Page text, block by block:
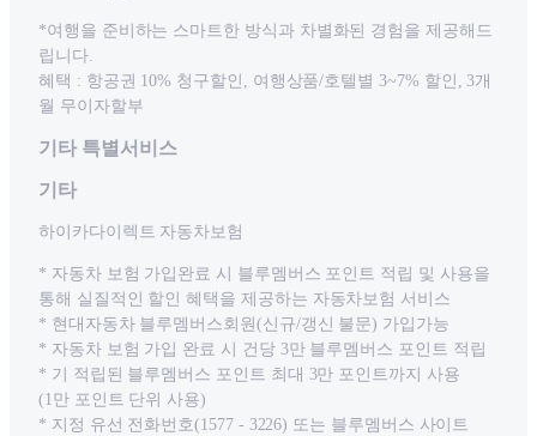
*여행을 준비하는 스마트한 방식과 차별화된 경험을 제공해드
립니다.
혜택 : 항공권 10% 청구할인, 여행상품/호텔별 3~7% 할인, 3개
월 무이자할부
기타 특별서비스
기타
하이카다이렉트 자동차보험
* 자동차 보험 가입완료 시 블루멤버스 포인트 적립 및 사용을
통해 실질적인 할인 혜택을 제공하는 자동차보험 서비스
* 현대자동차 블루멤버스회원(신규/갱신 불문) 가입가능
* 자동차 보험 가입 완료 시 건당 3만 블루멤버스 포인트 적립
* 기 적립된 블루멤버스 포인트 최대 3만 포인트까지 사용
(1만 포인트 단위 사용)
* 지정 유선 전화번호(1577 - 3226) 또는 블루멤버스 사이트